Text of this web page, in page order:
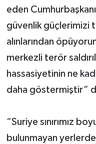
eden
güvenlik güçlerimizi
alınlarından
merkezli terör
hassasiyetinin ne
daha göstermiştir”
“Suriye sınırımız
bulunmayan